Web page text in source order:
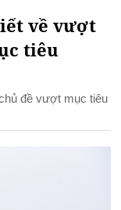
về vượt
tiêu
đề vượt mục tiêu